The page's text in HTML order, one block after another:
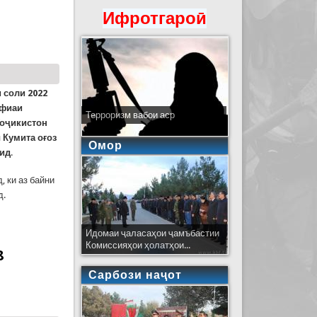
соли 2022
оғоз
.
ки аз байни
Ифротгароӣ
Терроризм вабои аср
Омор
Идомаи ҷаласаҳои ҷамъбастии
Комиссияҳои ҳолатҳои...
Сарбози наҷот